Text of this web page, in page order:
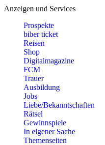
Anzeigen und Services
Prospekte
biber ticket
Reisen
Shop
Digitalmagazine
FCM
Trauer
Ausbildung
Jobs
Liebe/Bekanntschaften
Rätsel
Gewinnspiele
In eigener Sache
Themenseiten